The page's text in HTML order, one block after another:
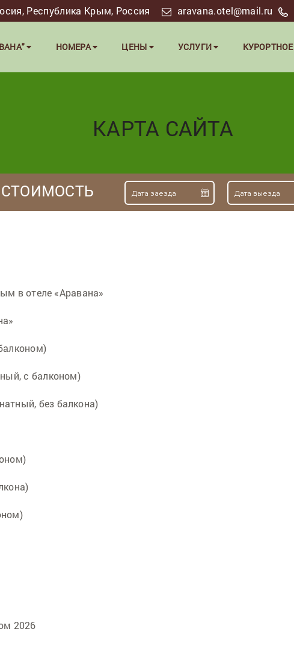
Республика Крым, Россия aravana.otel@mail.ru
НОМЕРА ЦЕНЫ УСЛУГИ КУРОРТНОЕ
КАРТА САЙТА
в отеле «Аравана»
с балконом)
без балкона)
2026